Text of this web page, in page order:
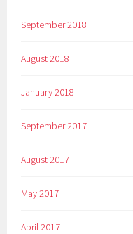
September 2018
August 2018
January 2018
September 2017
August 2017
May 2017
April 2017